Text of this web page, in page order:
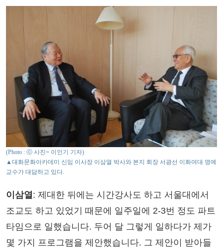
(Photo : ⓒ 사진= 이인기 기자)
▲대화문화아카데미 신임 이사장 이삼열 박사와 본지 회장 서광선 이화여대 명예
교수가 대담하고 있다.
이삼열: 제대한 뒤에는 시간강사도 하고 서울대에서
조교도 하고 있었기 때문에 일주일에 2-3번 정도 파트
타임으로 일했습니다. 두어 달 그렇게 일하다가 제가
몇 가지 프로그램을 제안했습니다. 그 제안이 받아들